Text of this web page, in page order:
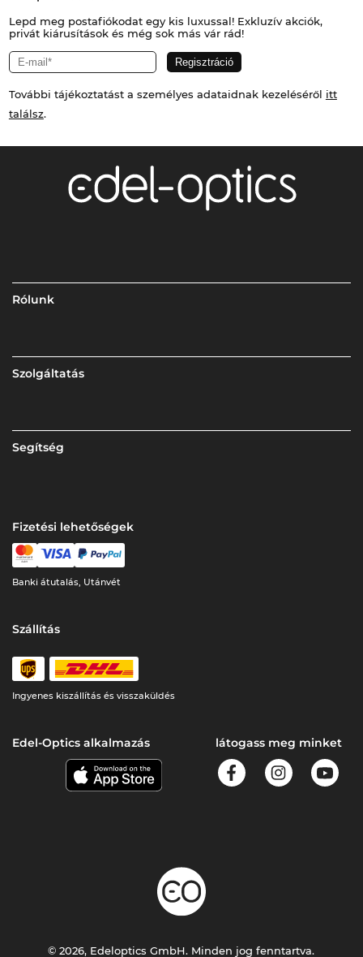
Lepd meg postafiókodat egy kis luxussal! Exkluzív akciók,
privát kiárusítások és még sok más vár rád!
További tájékoztatást a személyes adataidnak kezeléséről itt
találsz.
Rólunk
Szolgáltatás
Segítség
Fizetési lehetőségek
Banki átutalás, Utánvét
Szállítás
Ingyenes kiszállítás és visszaküldés
Edel-Optics alkalmazás látogass meg minket
© 2026, Edeloptics GmbH. Minden jog fenntartva.